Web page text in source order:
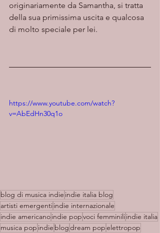
originariamente da Samantha, si tratta
della sua primissima uscita e qualcosa
di molto speciale per lei.
https://www.youtube.com/watch?
v=AbEdHn30q1o
blog di musica indie indie italia blog
artisti emergentiindie internazionale
indie americanoindie popvoci femminiliindie italia
musica pop indie blogdream popelettropop